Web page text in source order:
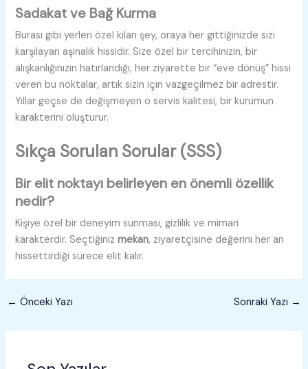
Sadakat ve Bağ Kurma
Burası gibi yerleri özel kılan şey, oraya her gittiğinizde sizi
karşılayan aşinalık hissidir. Size özel bir tercihinizin, bir
alışkanlığınızın hatırlandığı, her ziyarette bir “eve dönüş” hissi
veren bu noktalar, artık sizin için vazgeçilmez bir adrestir.
Yıllar geçse de değişmeyen o servis kalitesi, bir kurumun
karakterini oluşturur.
Sıkça Sorulan Sorular (SSS)
Bir elit noktayı belirleyen en önemli özellik
nedir?
Kişiye özel bir deneyim sunması, gizlilik ve mimari
karakterdir. Seçtiğinizmekan, ziyaretçisine değerini her an
hissettirdiği sürece elit kalır.
← Önceki Yazı Sonraki Yazı →